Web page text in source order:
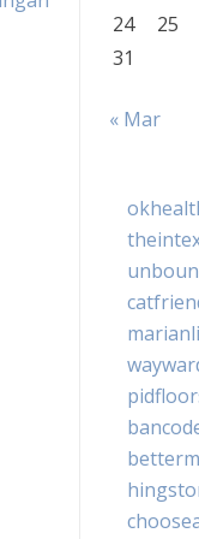
24
25
31
« Mar